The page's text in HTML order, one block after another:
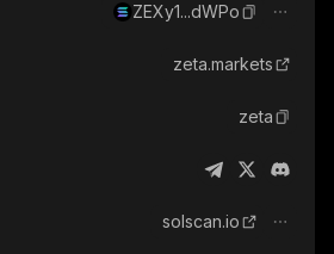
ZEXy1...dWPo
zeta.markets
zeta
solscan.io